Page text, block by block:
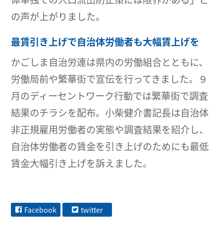
の声が上がりました。
最賃引き上げで自治体労働者も大幅賃上げを
かごしま自治労連は県内の労働組合とともに、
労働局前や繁華街で宣伝を行ってきました。９
月のディーセントワーク行動では繁華街で調査
結果のチラシを配布。小柴健介書記長は自治体
非正規雇用労働者の実態や調査結果を紹介し、
自治体労働者の賃金を引き上げのためにも最低
賃金大幅引き上げを訴えました。
Facebook twitter